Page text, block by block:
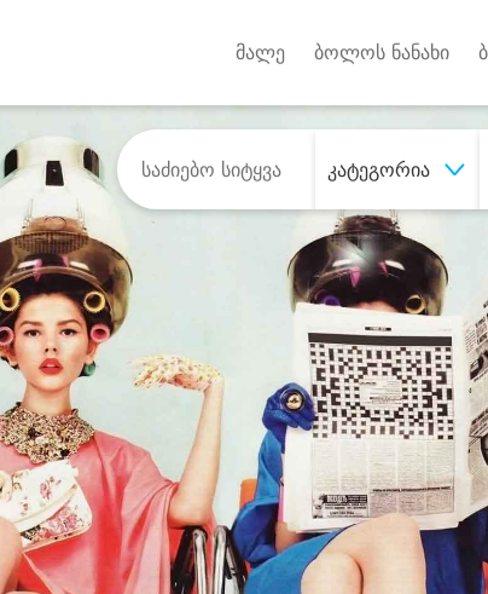
მალე ბოლოს ნანახი
კატეგორია
შეიძინე სასურველი